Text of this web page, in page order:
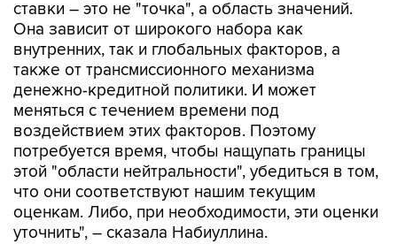
ставки – это не "точка", а область значений.
Она зависит от широкого набора как
внутренних, так и глобальных факторов, а
также от трансмиссионного механизма
денежно-кредитной политики. И может
меняться с течением времени под
воздействием этих факторов. Поэтому
потребуется время, чтобы нащупать границы
этой "области нейтральности", убедиться в том,
что они соответствуют нашим текущим
оценкам. Либо, при необходимости, эти оценки
уточнить", – сказала Набиуллина.